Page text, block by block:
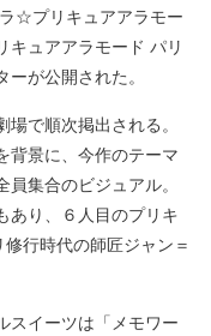
☆プリキュアアラモー
キュアアラモード パリ
が公開された。
で順次掲出される。
背景に、今作のテーマ
集合のビジュアル。
あり、６人目のプリキ
行時代の師匠ジャン＝
スイーツは「メモワー